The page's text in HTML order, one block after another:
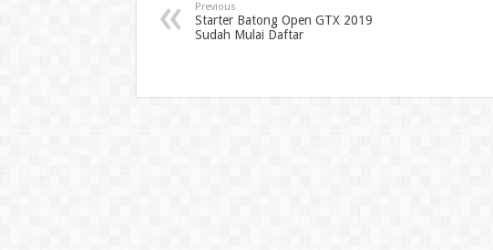
Previous
Starter Batong Open GTX 2019
Sudah Mulai Daftar